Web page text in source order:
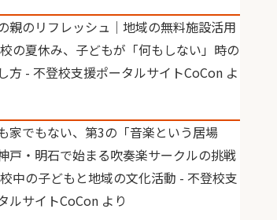
親のリフレッシュ｜地域の無料施設活用
の夏休み、子どもが「何もしない」時の
方 - 不登校支援ポータルサイトCoCon よ
家でもない、第3の「音楽という居場
戸・明石で始まる吹奏楽サークルの挑戦
中の子どもと地域の文化活動 - 不登校支
ルサイトCoCon より